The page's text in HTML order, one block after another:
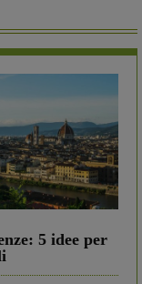
5 idee per